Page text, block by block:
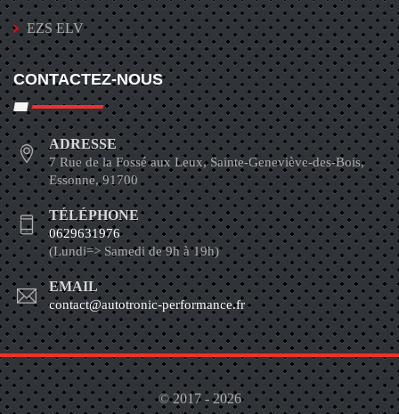
EZS ELV
CONTACTEZ-NOUS
ADRESSE
7 Rue de la Fossé aux Leux, Sainte-Geneviève-des-Bois,
Essonne, 91700
TÉLÉPHONE
0629631976
(Lundi=> Samedi de 9h à 19h)
EMAIL
contact@autotronic-performance.fr
© 2017 - 2026